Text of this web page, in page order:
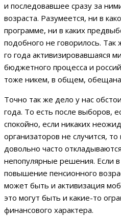
и последовавшее сразу за
возраста. Разумеется, ни в
программе, ни в каких
подобного не говорилось.
го года активизировавшаяся
бюджетного процесса и
тоже никем, в общем,
Точно так же дело у нас
года. То есть после выборов,
спокойно, если никаких
организаторов не случится,
довольно часто
непопулярные решения. Если
повышение пенсионного
может быть и активизация
это могут быть и какие-то
финансового характера.